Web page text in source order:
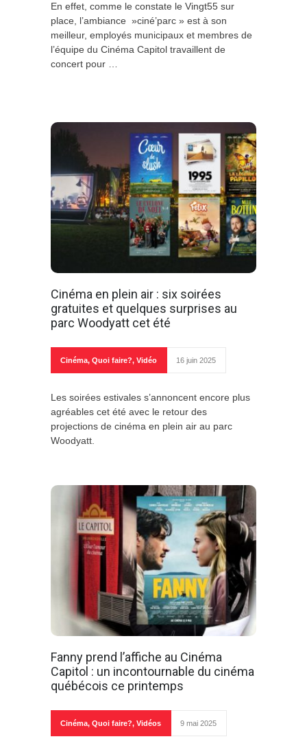
En effet, comme le constate le Vingt55 sur
place, l’ambiance »ciné’parc » est à son
meilleur, employés municipaux et membres de
l’équipe du Cinéma Capitol travaillent de
concert pour …
Cinéma en plein air : six soirées
gratuites et quelques surprises au
parc Woodyatt cet été
Cinéma, Quoi faire?, Vidéo 16 juin 2025
Les soirées estivales s’annoncent encore plus
agréables cet été avec le retour des
projections de cinéma en plein air au parc
Woodyatt.
Fanny prend l’affiche au Cinéma
Capitol : un incontournable du cinéma
québécois ce printemps
Cinéma, Quoi faire?, Vidéos 9 mai 2025